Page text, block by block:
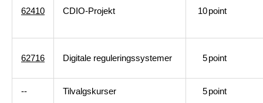
62410 CDIO-Projekt 10point
62716 Digitale reguleringssystemer 5point
-- Tilvalgskurser 5point